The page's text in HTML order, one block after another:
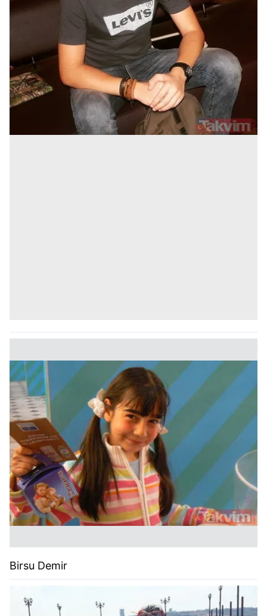
Birsu Demir